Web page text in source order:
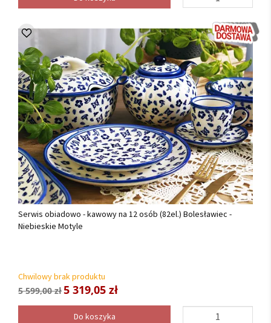
Serwis obiadowo - kawowy na 12 osób (82el.) Bolesławiec -
Niebieskie Motyle
Chwilowy brak produktu
5 599,00 zł5 319,05 zł
Do koszyka